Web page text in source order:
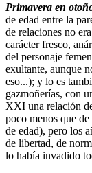
Primavera en
de edad entre la
de relaciones no
carácter fresco,
del personaje
exultante, aunque
eso...); y lo es
gazmoñerías, con
XXI una relación
poco menos que
de edad), pero los
de libertad, de
lo había invadido